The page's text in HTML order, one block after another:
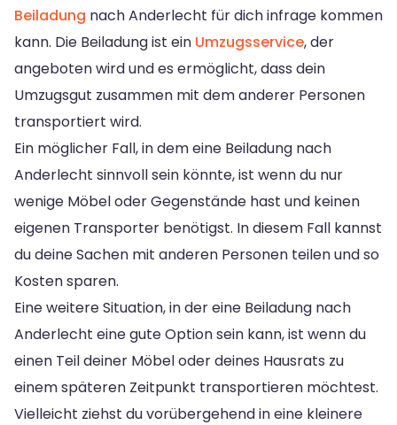
Beiladung nach Anderlecht für dich infrage kommen
kann. Die Beiladung ist ein Umzugsservice, der
angeboten wird und es ermöglicht, dass dein
Umzugsgut zusammen mit dem anderer Personen
transportiert wird.
Ein möglicher Fall, in dem eine Beiladung nach
Anderlecht sinnvoll sein könnte, ist wenn du nur
wenige Möbel oder Gegenstände hast und keinen
eigenen Transporter benötigst. In diesem Fall kannst
du deine Sachen mit anderen Personen teilen und so
Kosten sparen.
Eine weitere Situation, in der eine Beiladung nach
Anderlecht eine gute Option sein kann, ist wenn du
einen Teil deiner Möbel oder deines Hausrats zu
einem späteren Zeitpunkt transportieren möchtest.
Vielleicht ziehst du vorübergehend in eine kleinere